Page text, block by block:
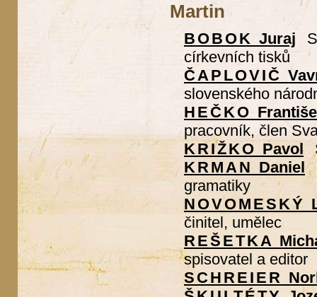
Martin
BOBOK Juraj
církevních tisků
ČAPLOVIČ
slovenského
HEČKO
pracovník, člen
KRIŽKO Pavol
KRMAN Daniel
gramatiky
NOVOMESKÝ
činitel, umělec
REŠETKA
spisovatel a editor
SCHREIER